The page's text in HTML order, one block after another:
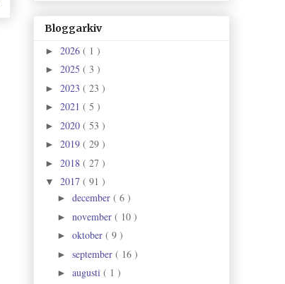
Bloggarkiv
► 2026 ( 1 )
► 2025 ( 3 )
► 2023 ( 23 )
► 2021 ( 5 )
► 2020 ( 53 )
► 2019 ( 29 )
► 2018 ( 27 )
▼ 2017 ( 91 )
► december ( 6 )
► november ( 10 )
► oktober ( 9 )
► september ( 16 )
► augusti ( 1 )